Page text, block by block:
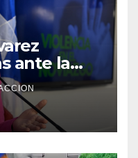
ante la